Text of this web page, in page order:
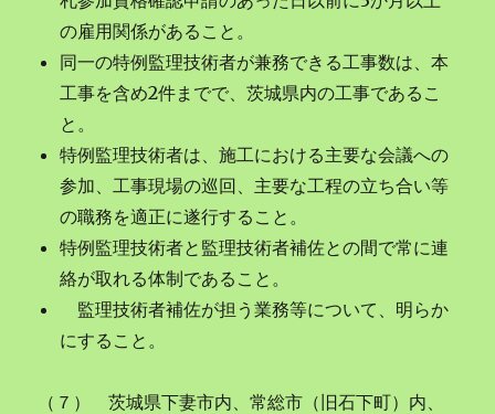
の雇用関係があること。
同一の特例監理技術者が兼務できる工事数は、本
工事を含め2件までで、茨城県内の工事であるこ
と。
特例監理技術者は、施工における主要な会議への
参加、工事現場の巡回、主要な工程の立ち合い等
の職務を適正に遂行すること。
特例監理技術者と監理技術者補佐との間で常に連
絡が取れる体制であること。
監理技術者補佐が担う業務等について、明らか
にすること。
（７） 茨城県下妻市内、常総市（旧石下町）内、